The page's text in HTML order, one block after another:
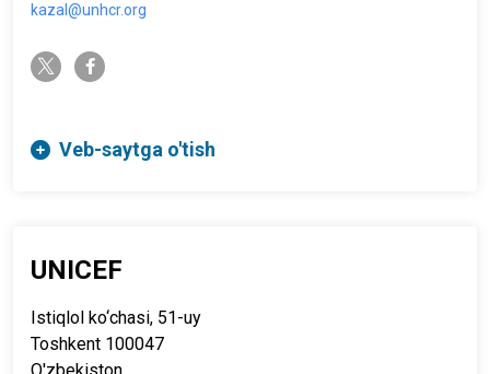
kazal@unhcr.org
twitter-x facebook-f
Veb-saytga o'tish
UNICEF
Istiqlol ko‘chasi, 51-uy
Toshkent 100047